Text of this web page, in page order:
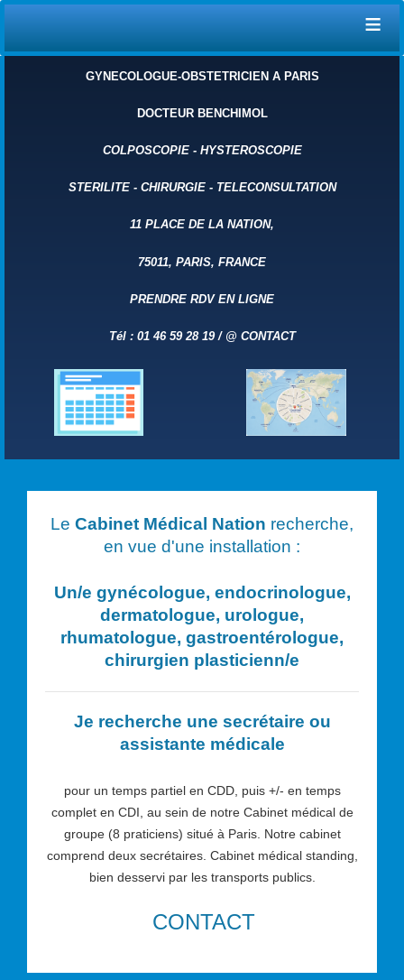
≡
GYNECOLOGUE-OBSTETRICIEN A PARIS
DOCTEUR BENCHIMOL
COLPOSCOPIE- HYSTEROSCOPIE
STERILITE- CHIRURGIE- TELECONSULTATION
11 PLACE DE LA NATION,
75011, PARIS, FRANCE
PRENDRE RDV EN LIGNE
Tél : 01 46 59 28 19 / @ CONTACT
Le Cabinet Médical Nation recherche,
en vue d'une installation :
Un/e gynécologue, endocrinologue,
dermatologue, urologue,
rhumatologue, gastroentérologue,
chirurgien plasticienn/e
Je recherche une secrétaire ou
assistante médicale
pour un temps partiel en CDD, puis +/- en temps
complet en CDI, au sein de notre Cabinet médical de
groupe (8 praticiens) situé à Paris. Notre cabinet
comprend deux secrétaires. Cabinet médical standing,
bien desservi par les transports publics.
CONTACT